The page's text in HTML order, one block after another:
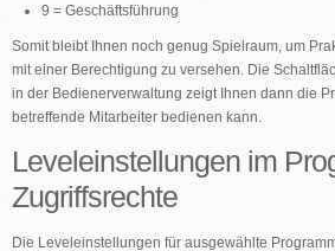
9 = Geschäftsführung
Somit bleibt Ihnen noch genug Spielraum, um
mit einer Berechtigung zu versehen. Die
in der Bedienerverwaltung zeigt Ihnen dann die
betreffende Mitarbeiter bedienen kann.
Leveleinstellungen im
Zugriffsrechte
Die Leveleinstellungen für ausgewählte